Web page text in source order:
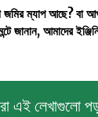
জমির ম্যাপ আছে? বা
জানান, আমাদের
এই লেখাগুলো